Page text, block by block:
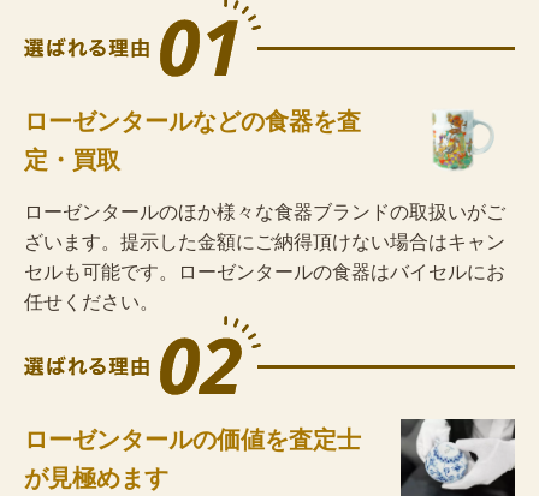
ローゼンタールなどの食器を査
定・買取
ローゼンタールのほか様々な食器ブランドの取扱いがご
ざいます。提示した金額にご納得頂けない場合はキャン
セルも可能です。ローゼンタールの食器はバイセルにお
任せください。
ローゼンタールの価値を査定士
が見極めます